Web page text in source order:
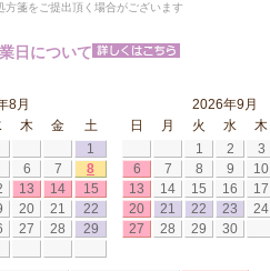
方箋をご提出頂く場合がございます
日について
8月
木 金
土
1
6 7
8
13 14
15
20 21
22
27 28
29
2026年9月
日
月 火 水 木
1
2 3
6
7 8 9 10
13
14 15 16 17
20
21 22 23 24
27
28 29 30